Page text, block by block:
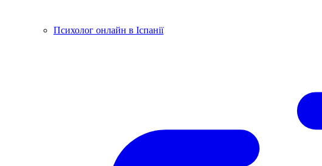
Психолог онлайн в Іспанії